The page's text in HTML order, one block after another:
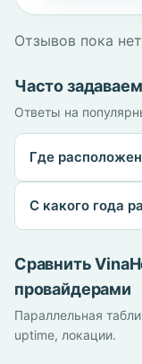
Отзывов пока
Часто
Ответы на
Где
С какого года
Сравнить
провайдерами
Параллельная
uptime, локации.